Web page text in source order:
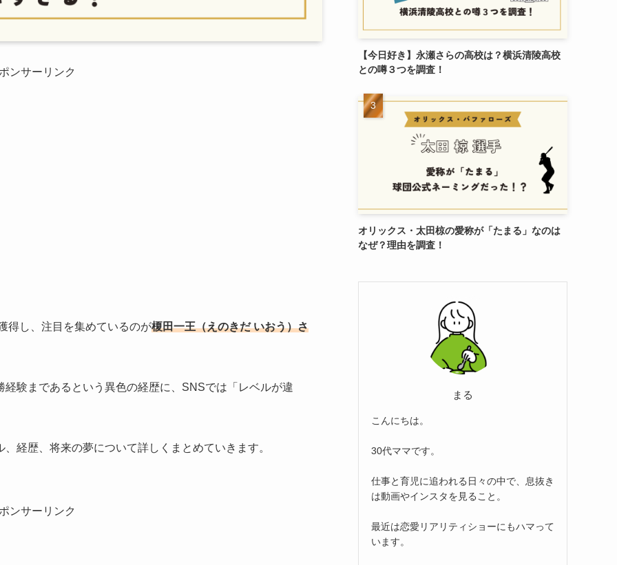
ンサーリンク
得し、注目を集めているのが榎田一王（えのきだ いおう）さ
験まであるという異色の経歴に、SNSでは「レベルが違
経歴、将来の夢について詳しくまとめていきます。
ンサーリンク
【今日好き】永瀬さらの高校は？横浜清陵高校
との噂３つを調査！
オリックス・太田椋の愛称が「たまる」なのは
なぜ？理由を調査！
まる
こんにちは。
30代ママです。
仕事と育児に追われる日々の中で、息抜き
は動画やインスタを見ること。
最近は恋愛リアリティショーにもハマって
います。